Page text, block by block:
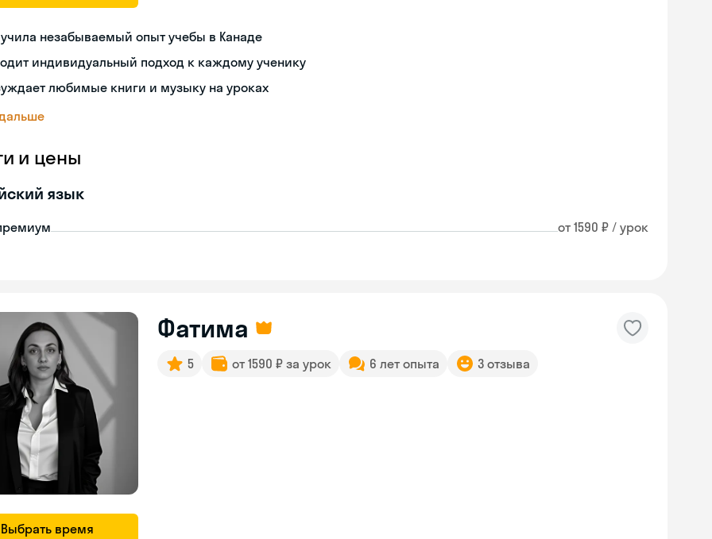
незабываемый опыт учебы в Канаде
индивидуальный подход к каждому ученику
любимые книги и музыку на уроках
и цены
язык
от 1590 ₽ / урок
Выбрать время
Фатима
5 от 1590 ₽ за урок 6 лет опыта 3 отзыва